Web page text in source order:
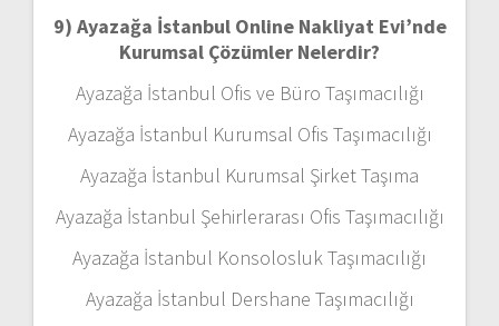
9) Ayazağa İstanbul Online Nakliyat Evi’nde
Kurumsal Çözümler Nelerdir?
Ayazağa İstanbul Ofis ve Büro Taşımacılığı
Ayazağa İstanbul Kurumsal Ofis Taşımacılığı
Ayazağa İstanbul Kurumsal Şirket Taşıma
Ayazağa İstanbul Şehirlerarası Ofis Taşımacılığı
Ayazağa İstanbul Konsolosluk Taşımacılığı
Ayazağa İstanbul Dershane Taşımacılığı